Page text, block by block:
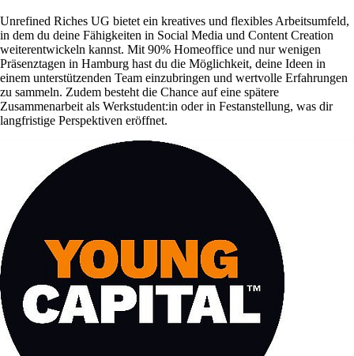
Unrefined Riches UG bietet ein kreatives und flexibles Arbeitsumfeld,
in dem du deine Fähigkeiten in Social Media und Content Creation
weiterentwickeln kannst. Mit 90% Homeoffice und nur wenigen
Präsenztagen in Hamburg hast du die Möglichkeit, deine Ideen in
einem unterstützenden Team einzubringen und wertvolle Erfahrungen
zu sammeln. Zudem besteht die Chance auf eine spätere
Zusammenarbeit als Werkstudent:in oder in Festanstellung, was dir
langfristige Perspektiven eröffnet.